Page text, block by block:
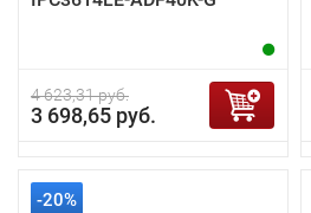
4 623,31 руб.
3 698,65 руб.
-20%